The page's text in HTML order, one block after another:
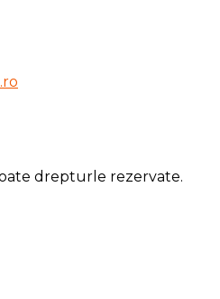
drepturle rezervate.